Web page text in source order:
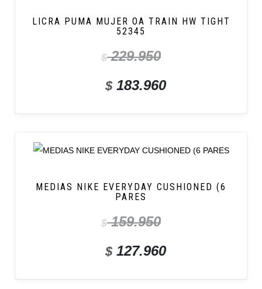
LICRA PUMA MUJER OA TRAIN HW TIGHT
52345
$229.950
$183.960
MEDIAS NIKE EVERYDAY CUSHIONED (6
PARES
$159.950
$127.960